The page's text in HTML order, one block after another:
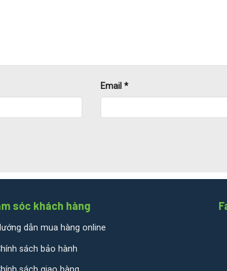
Email *
sóc khách hàng
dẫn mua hàng online
sách bảo hành